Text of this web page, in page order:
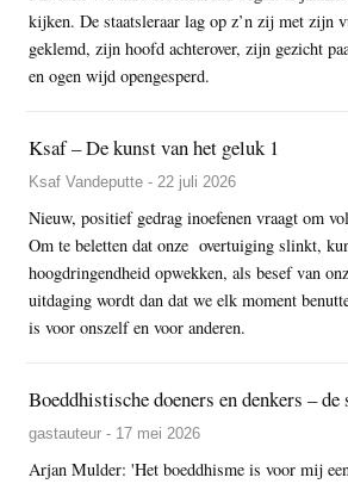
kijken. De staatsleraar lag op z’n zij met zijn
geklemd, zijn hoofd achterover, zijn gezicht
en ogen wijd opengesperd.
Ksaf – De kunst van het geluk 1
Ksaf Vandeputte - 22 juli 2026
Nieuw, positief gedrag inoefenen vraagt om
Om te beletten dat onze overtuiging slinkt,
hoogdringendheid opwekken, als besef van
uitdaging wordt dan dat we elk moment
is voor onszelf en voor anderen.
Boeddhistische doeners en denkers –
gastauteur - 17 mei 2026
Arjan Mulder: 'Het boeddhisme is voor mij